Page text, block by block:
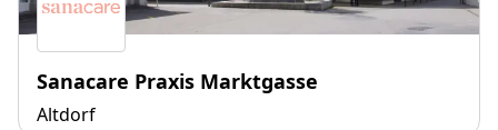
Sanacare Praxis Marktgasse
Altdorf